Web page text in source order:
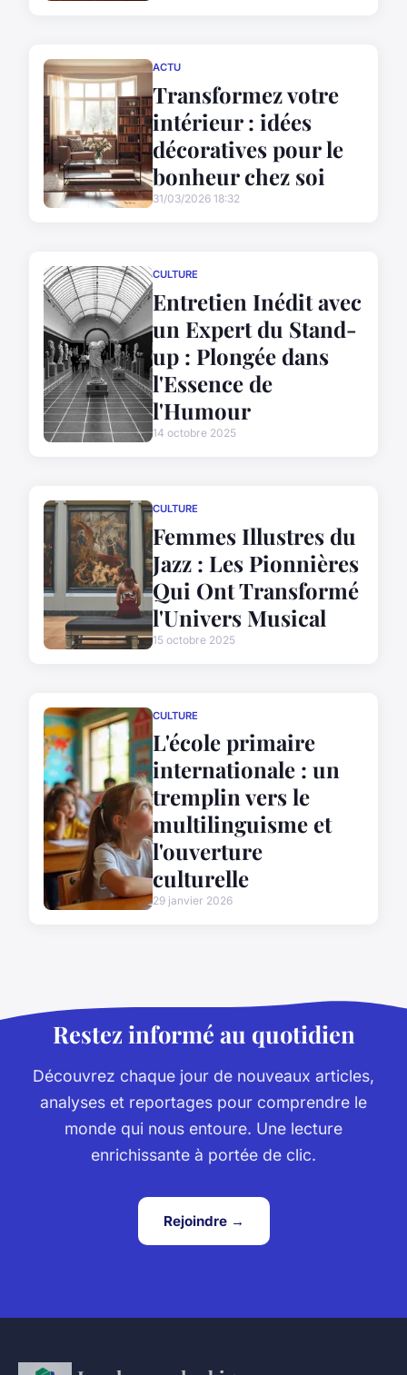
ACTU
Transformez votre
intérieur : idées
décoratives pour le
bonheur chez soi
31/03/2026 18:32
CULTURE
Entretien Inédit avec
un Expert du Stand-
up : Plongée dans
l'Essence de
l'Humour
14 octobre 2025
CULTURE
Femmes Illustres du
Jazz : Les Pionnières
Qui Ont Transformé
l'Univers Musical
15 octobre 2025
CULTURE
L'école primaire
internationale : un
tremplin vers le
multilinguisme et
l'ouverture
culturelle
29 janvier 2026
Restez informé au quotidien
Découvrez chaque jour de nouveaux articles,
analyses et reportages pour comprendre le
monde qui nous entoure. Une lecture
enrichissante à portée de clic.
Rejoindre →